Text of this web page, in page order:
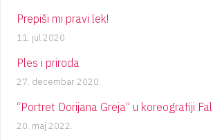
Prepiši mi pravi lek!
11. jul 2020.
Ples i priroda
27. decembar 2020.
“Portret Dorijana Greja” u koreografiji
20. maj 2022.